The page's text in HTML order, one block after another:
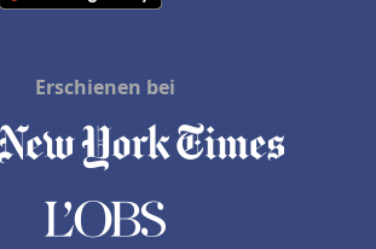
Erschienen bei